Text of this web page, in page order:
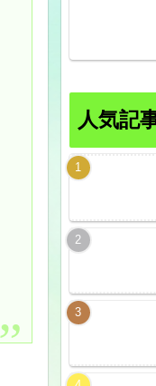
人気記